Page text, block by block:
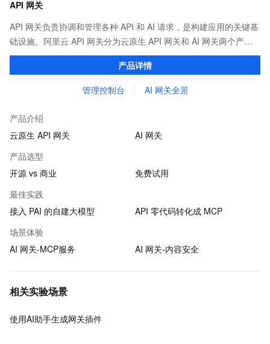
API 网关
API 网关负责协调和管理各种 API 和 AI 请求，是构建应用的关键基
础设施。阿里云 API 网关分为云原生 API 网关和 AI 网关两个产
品。
产品详情
管理控制台 AI 网关全景
产品介绍
云原生 API 网关
AI 网关
产品选型
开源 vs 商业
免费试用
最佳实践
接入 PAI 的自建大模型
API 零代码转化成 MCP
场景体验
AI 网关-MCP服务
AI 网关-内容安全
相关实验场景
使用AI助手生成网关插件